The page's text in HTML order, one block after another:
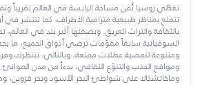
تغطّي روسيا ثُمن مساحة اليابسة في العالم تقريباً
تتمتع بمناظر طبيعية مترامية الأطراف، كما تنتشر في
بالثقافة والتراث العريق. وبصفتها أكبر بلد في
السوفياتية سابقاً مقوّمات ترضي أذواق الجميع، ما
ومتنوعة لتمضية عطلات ممتعة. وبالتالي، تنتظرك
ومواقع الجذب والتنوّع الثقافي، بدءاً من مدن
وماخاتشكالا على شواطئ البحر الأسود وبحر قزوين،